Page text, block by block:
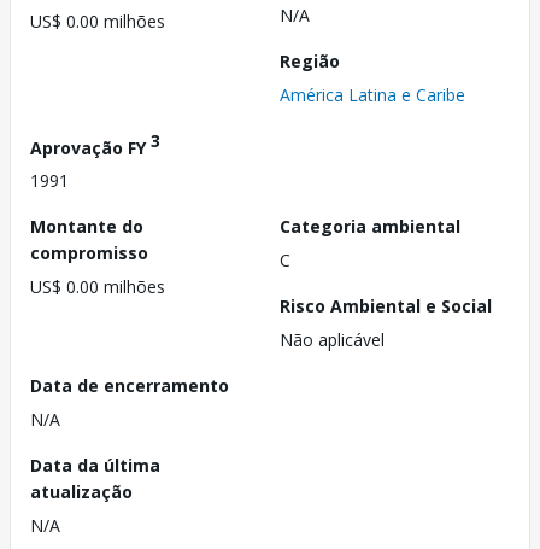
US$ 0.00 milhões
N/A
Região
América Latina e Caribe
Aprovação FY3
1991
Montante do
compromisso
US$ 0.00 milhões
Categoria ambiental
C
Risco Ambiental e Social
Não aplicável
Data de encerramento
N/A
Data da última
atualização
N/A